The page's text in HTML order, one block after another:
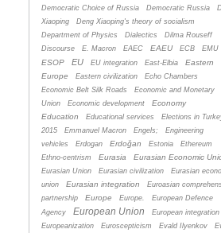
Democratic Choice of Russia
Democratic Russia
Xiaoping
Deng Xiaoping's theory of socialism
Department of Physics
Dialectics
Dilma Rouseff
Discourse
E. Macron EAEC EAEU ECB EMU
ESOP EU EU integration East-Elbia
Eastern
Europe
Eastern civilization
Echo Chambers
Economic Belt Silk Roads
Economic and Monetary
Union
Economic development
Economy
Education
Educational services
Elections in
2015
Emmanuel Macron Engels;
Engineering
vehicles
Erdogan Erdoğan Estonia
Ethereum
Ethno-centrism
Eurasia Eurasian Economic
Eurasian Union Eurasian civilization
Eurasian
union
Eurasian integration
Euroasian
partnership
Europe Europe.
European Defence
Agency
European Union
European integration
Europeanization
Euroscepticism Evald Ilyenkov